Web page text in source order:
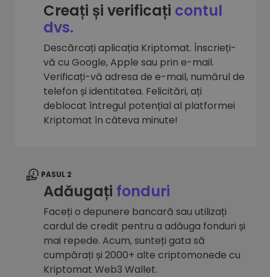
Creați și verificați contul
dvs.
Descărcați aplicația Kriptomat. Înscrieți-
vă cu Google, Apple sau prin e-mail.
Verificați-vă adresa de e-mail, numărul de
telefon și identitatea. Felicitări, ați
deblocat întregul potențial al platformei
Kriptomat în câteva minute!
PASUL 2
Adăugați fonduri
Faceți o depunere bancară sau utilizați
cardul de credit pentru a adăuga fonduri și
mai repede. Acum, sunteți gata să
cumpărați și 2000+ alte criptomonede cu
Kriptomat Web3 Wallet.